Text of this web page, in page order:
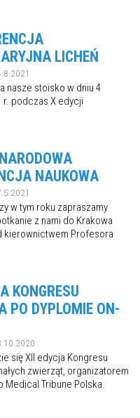
LICHEŃ
nasze stoisko w dniu 4
r. podczas X edycji
NAUKOWA
w tym roku zapraszamy
z nami do Krakowa
Profesora
KONGRESU
PO DYPLOMIE ON-
się XII edycja Kongresu
zwierząt, organizatorem
Tribune Polska.